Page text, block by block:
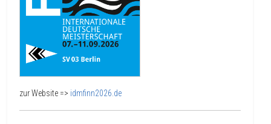
zur Website => idmfinn2026.de